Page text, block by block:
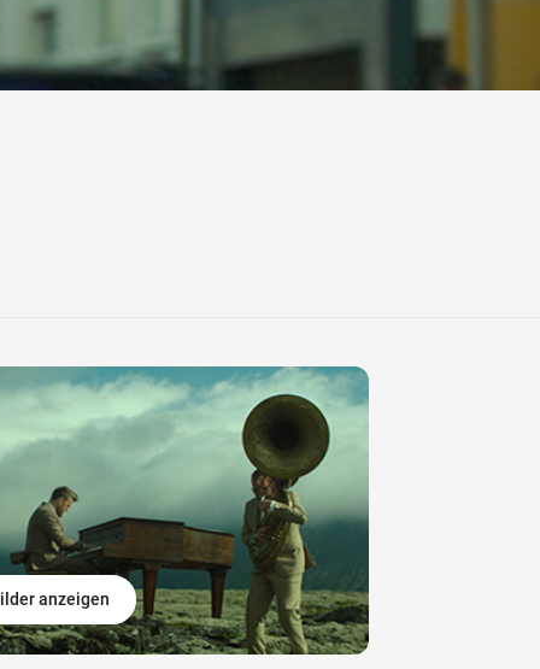
anzeigen